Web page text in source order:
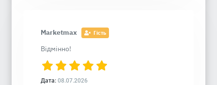
Marketmax Гість
Відмінно!
Дата: 08.07.2026